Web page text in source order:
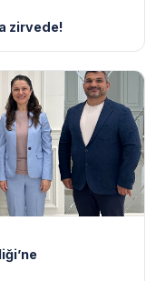
zirvede!